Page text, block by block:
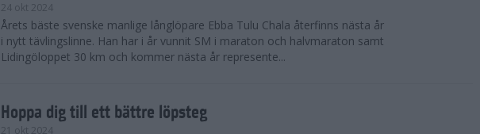
24 okt 2024
Årets bäste svenske manlige långlöpare Ebba Tulu Chala återfinns nästa år
i nytt tävlingslinne. Han har i år vunnit SM i maraton och halvmaraton samt
Lidingöloppet 30 km och kommer nästa år represente...
Hoppa dig till ett bättre löpsteg
21 okt 2024